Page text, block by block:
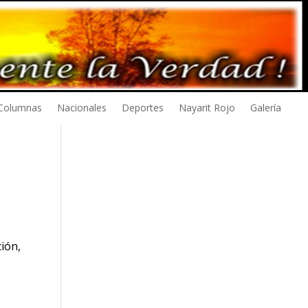
Nacionales Deportes Nayarit Rojo Galería